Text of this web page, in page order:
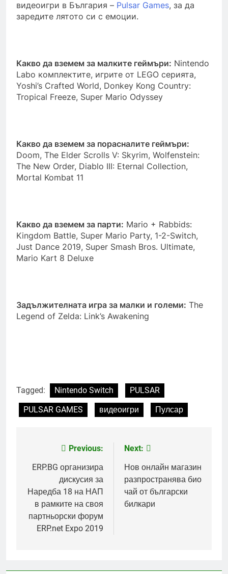
видеоигри в България – Pulsar Games, за да
заредите лятото си с емоции.
Какво да вземем за малките геймъри: Nintendo
Labo комплектите, игрите от LEGO серията,
Yoshi’s Crafted World, Donkey Kong Country:
Tropical Freeze, Super Mario Odyssey
Какво да вземем за порасналите геймъри:
Doom, The Elder Scrolls V: Skyrim, Wolfenstein:
The New Order, Diablo III: Eternal Collection,
Mortal Kombat 11
Какво да вземем за парти: Mario + Rabbids:
Kingdom Battle, Super Mario Party, 1-2-Switch,
Just Dance 2019, Super Smash Bros. Ultimate,
Mario Kart 8 Deluxe
Задължителната игра за малки и големи: The
Legend of Zelda: Link’s Awakening
Tagged: Nintendo Switch
PULSAR
PULSAR GAMES
видеоигри Пулсар
navigation
Previous:
ERP.BG организира
дискусия за
Наредба 18 на НАП
в рамките на своя
партньорски форум
ERP.net Expo 2019
Next:
Нов онлайн магазин
разпространява био
чай от български
билкари